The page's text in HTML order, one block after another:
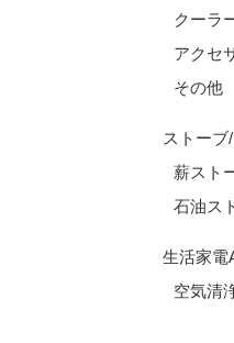
クーラ
アクセ
その他
ストーブ
薪スト
石油ス
生活家電
空気清